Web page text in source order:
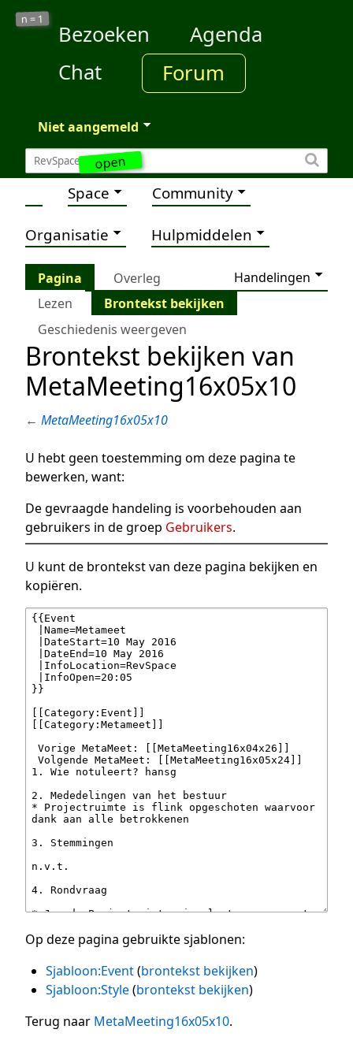
open
n = 1
Bezoeken
Agenda
Chat
Forum
Niet aangemeld
Space Community
Organisatie Hulpmiddelen
Pagina Overleg
Handelingen
Lezen
Brontekst bekijken
Geschiedenis weergeven
Brontekst bekijken van
MetaMeeting16x05x10
← MetaMeeting16x05x10
U hebt geen toestemming om deze pagina te
bewerken, want:
De gevraagde handeling is voorbehouden aan
gebruikers in de groep Gebruikers.
U kunt de brontekst van deze pagina bekijken en
kopiëren.
Op deze pagina gebruikte sjablonen:
Sjabloon:Event(brontekst bekijken)
Sjabloon:Style(brontekst bekijken)
Terug naar MetaMeeting16x05x10.